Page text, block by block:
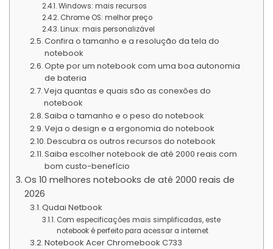
Windows: mais recursos
Chrome OS: melhor preço
Linux: mais personalizável
Confira o tamanho e a resolução da tela do
notebook
Opte por um notebook com uma boa autonomia
de bateria
Veja quantas e quais são as conexões do
notebook
Saiba o tamanho e o peso do notebook
Veja o design e a ergonomia do notebook
Descubra os outros recursos do notebook
Saiba escolher notebook de até 2000 reais com
bom custo-benefício
Os 10 melhores notebooks de até 2000 reais de
2026
Qudai Netbook
Com especificações mais simplificadas, este
notebook é perfeito para acessar a internet
Notebook Acer Chromebook C733